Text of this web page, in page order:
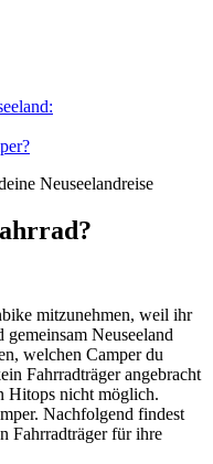
Neuseelandreise
mitzunehmen, weil ihr
Neuseeland
welchen Camper du
Fahrradträger angebracht
Hitops nicht möglich.
Nachfolgend findest
Fahrradträger für ihre